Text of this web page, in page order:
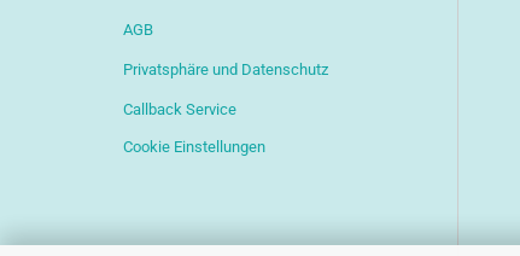
AGB
Privatsphäre und Datenschutz
Callback Service
Cookie Einstellungen